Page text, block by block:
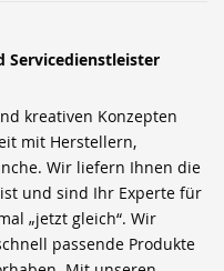
Servicedienstleister
kreativen Konzepten
mit Herstellern,
Wir liefern Ihnen die
und sind Ihr Experte für
„jetzt gleich“. Wir
passende Produkte